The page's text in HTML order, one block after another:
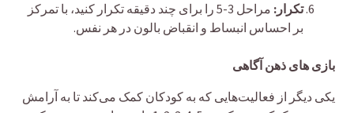
تکرار:
مراحل 3-5 را برای چند دقیقه تکرار کنید، با تمرکز
بر احساس انبساط و انقباض بالون در هر نفس.
بازی های ذهن آگاهی
یکی دیگر از فعالیت‌هایی که به کودکان کمک می‌کند تا به آرامش